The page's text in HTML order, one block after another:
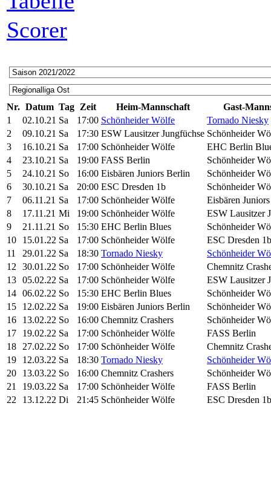
Scorer
Nr. Datum Tag Zeit Heim-Mannschaft
Gast-
1
02.10.21 Sa 17:00 Schönheider Wölfe
Tornado Niesky
2
09.10.21 Sa 17:30 ESW Lausitzer Jungfüchse Schönheider
3
16.10.21 Sa 17:00 Schönheider Wölfe
EHC Berlin
4
23.10.21 Sa 19:00 FASS Berlin
Schönheider
5
24.10.21 So 16:00 Eisbären Juniors Berlin
Schönheider
6
30.10.21 Sa 20:00 ESC Dresden 1b
Schönheider
7
06.11.21 Sa 17:00 Schönheider Wölfe
Eisbären
8
17.11.21 Mi 19:00 Schönheider Wölfe
ESW Lausitzer
9
21.11.21 So 15:30 EHC Berlin Blues
Schönheider
10
15.01.22 Sa 17:00 Schönheider Wölfe
ESC Dresden 1b
11
29.01.22 Sa 18:30 Tornado Niesky
Schönheider
12
30.01.22 So 17:00 Schönheider Wölfe
Chemnitz
13 05.02.22 Sa 17:00 Schönheider Wölfe
ESW Lausitzer
14 06.02.22 So 15:30 EHC Berlin Blues
Schönheider
15
12.02.22 Sa 19:00 Eisbären Juniors Berlin
Schönheider
16
13.02.22 So 16:00 Chemnitz Crashers
Schönheider
17
19.02.22 Sa 17:00 Schönheider Wölfe
FASS Berlin
18
27.02.22 So 17:00 Schönheider Wölfe
Chemnitz
19
12.03.22 Sa 18:30 Tornado Niesky
Schönheider
20
13.03.22 So 16:00 Chemnitz Crashers
Schönheider
21
19.03.22 Sa 17:00 Schönheider Wölfe
FASS Berlin
22
13.12.22 Di 21:45 Schönheider Wölfe ESC Dresden 1b